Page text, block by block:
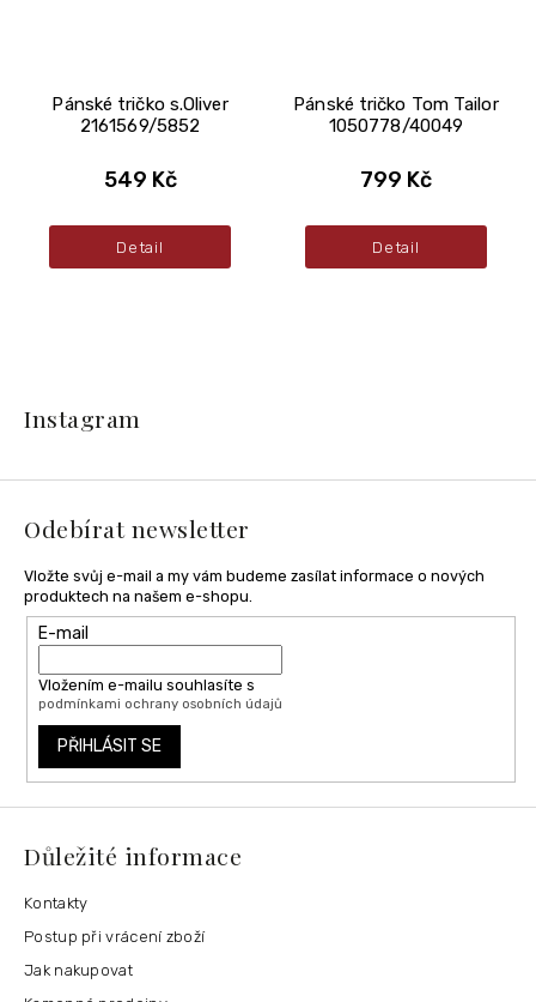
Pánské tričko s.Oliver
2161569/5852
549 Kč
Detail
Pánské tričko Tom Tailor
1050778/40049
799 Kč
Detail
t
Instagram
Odebírat newsletter
Vložte svůj e-mail a my vám budeme zasílat informace o nových
produktech na našem e-shopu.
E-mail
Vložením e-mailu souhlasíte s
podmínkami ochrany osobních údajů
PŘIHLÁSIT SE
Důležité informace
Kontakty
Postup při vrácení zboží
Jak nakupovat